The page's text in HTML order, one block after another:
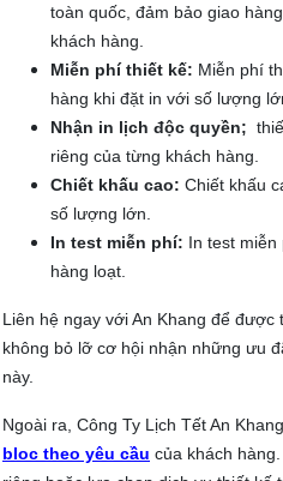
toàn quốc, đảm bảo giao
khách hàng.
Miễn phí thiết kế: Miễn phí
hàng khi đặt in với số lượng
Nhận in lịch độc quyền;
riêng của từng khách hàng.
Chiết khấu cao: Chiết khấu
số lượng lớn.
In test miễn phí: In test
hàng loạt.
Liên hệ ngay với An Khang để
không bỏ lỡ cơ hội nhận những ưu
này.
Ngoài ra, Công Ty Lịch Tết An
bloc theo yêu cầu của khách